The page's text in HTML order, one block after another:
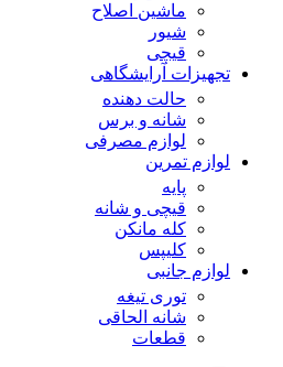
ماشین اصلاح
شیور
قیچی
تجهیزات آرایشگاهی
حالت دهنده
شانه و برس
لوازم مصرفی
لوازم تمرین
پایه
قیچی و شانه
کله مانکن
کلیپس
لوازم جانبی
توری تیغه
شانه الحاقی
قطعات